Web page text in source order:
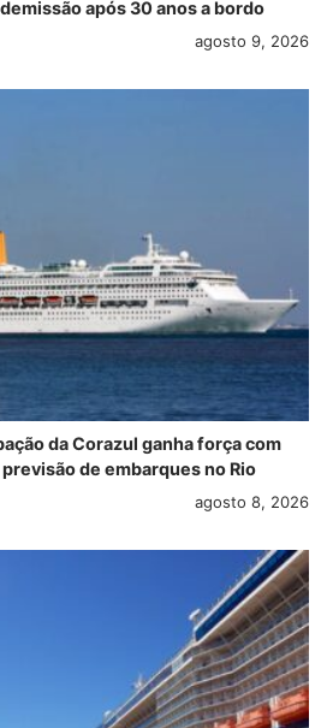
após 30 anos a bordo
agosto 9, 2026
da Corazul ganha força com
de embarques no Rio
agosto 8, 2026